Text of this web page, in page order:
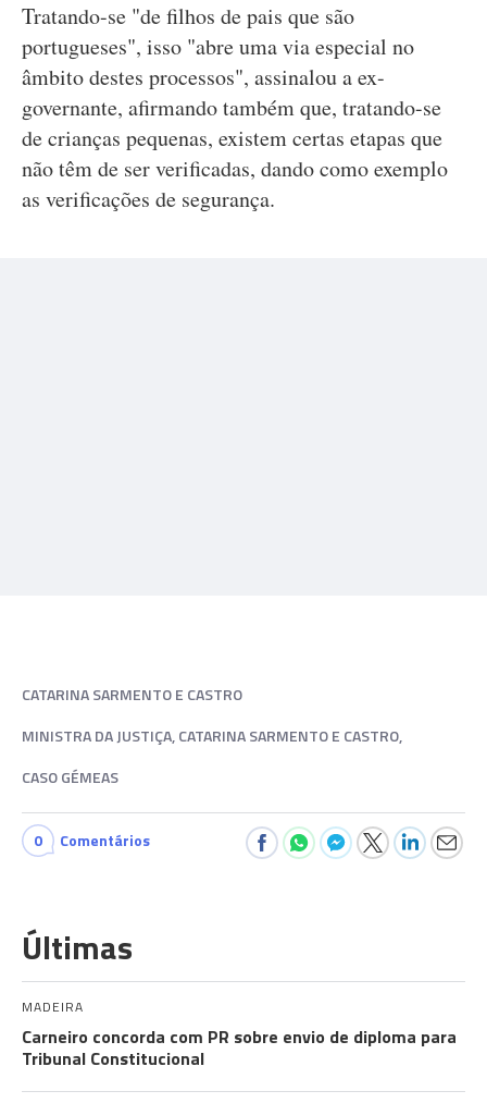
Tratando-se "de filhos de pais que são
portugueses", isso "abre uma via especial no
âmbito destes processos", assinalou a ex-
governante, afirmando também que, tratando-se
de crianças pequenas, existem certas etapas que
não têm de ser verificadas, dando como exemplo
as verificações de segurança.
CATARINA SARMENTO E CASTRO
MINISTRA DA JUSTIÇA, CATARINA SARMENTO E CASTRO,
CASO GÉMEAS
0 Comentários
Últimas
MADEIRA
Carneiro concorda com PR sobre envio de diploma para
Tribunal Constitucional